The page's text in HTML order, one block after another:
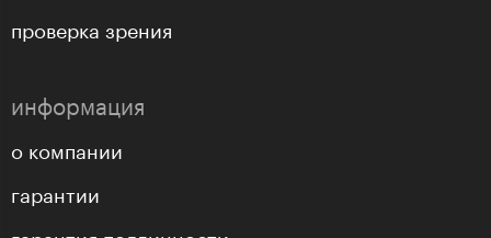
проверка зрения
информация
о компании
гарантии